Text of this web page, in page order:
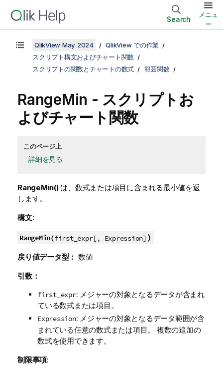
Search
メニュ
ー
QlikView May 2024
QlikView での作業
スクリプト構文およびチャート関数
スクリプトの関数とチャートの数式
範囲関数
RangeMin - スクリプトお
よびチャート関数
このページ上
詳細を見る
RangeMin()は、数式または項目に含まれる最小値を返
します。
構文:
RangeMin(first_expr[, Expression] )
戻り値データ型： 数値
引数：
first_expr: メジャーの対象となるデータが含まれ
ている数式または項目。
Expression: メジャーの対象となるデータ範囲が含
まれている任意の数式または項目。 複数の追加の
数式を使用できます。
制限事項: